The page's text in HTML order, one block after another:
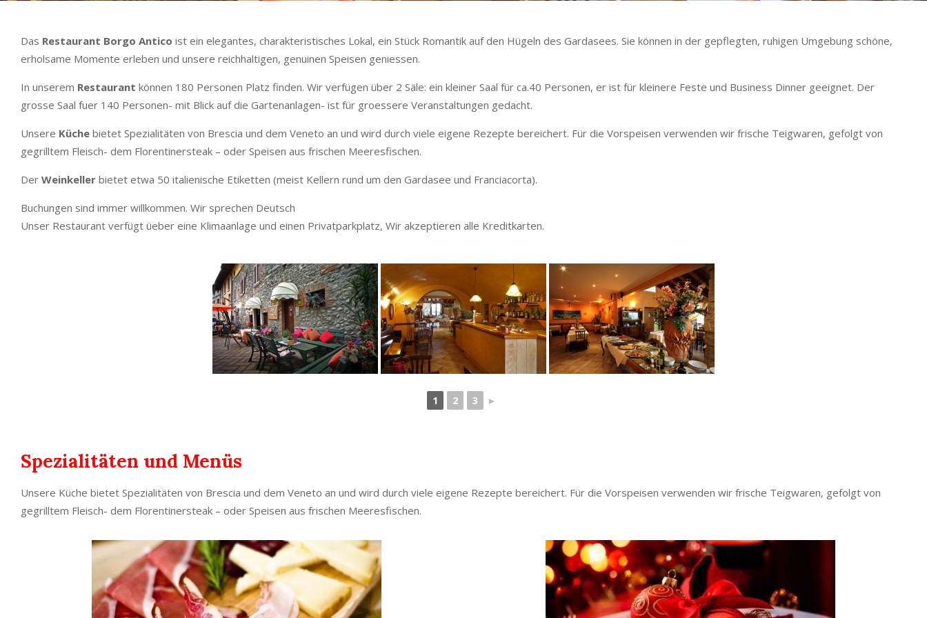
Das Restaurant Borgo Antico ist ein elegantes, charakteristisches Lokal, ein Stück Romantik auf den Hügeln des Gardasees. Sie können in der gepflegten, ruhigen Umgebung schöne,
erholsame Momente erleben und unsere reichhaltigen, genuinen Speisen geniessen.
In unserem Restaurant können 180 Personen Platz finden. Wir verfügen über 2 Säle: ein kleiner Saal für ca.40 Personen, er ist für kleinere Feste und Business Dinner geeignet. Der
grosse Saal fuer 140 Personen- mit Blick auf die Gartenanlagen- ist für groessere Veranstaltungen gedacht.
Unsere Küche bietet Spezialitäten von Brescia und dem Veneto an und wird durch viele eigene Rezepte bereichert. Für die Vorspeisen verwenden wir frische Teigwaren, gefolgt von
gegrilltem Fleisch- dem Florentinersteak – oder Speisen aus frischen Meeresfischen.
Der Weinkeller bietet etwa 50 italienische Etiketten (meist Kellern rund um den Gardasee und Franciacorta).
Buchungen sind immer willkommen. Wir sprechen Deutsch
Unser Restaurant verfügt üeber eine Klimaanlage und einen Privatparkplatz, Wir akzeptieren alle Kreditkarten.
1 2 3 ►
Spezialitäten und Menüs
Unsere Küche bietet Spezialitäten von Brescia und dem Veneto an und wird durch viele eigene Rezepte bereichert. Für die Vorspeisen verwenden wir frische Teigwaren, gefolgt von
gegrilltem Fleisch- dem Florentinersteak – oder Speisen aus frischen Meeresfischen.